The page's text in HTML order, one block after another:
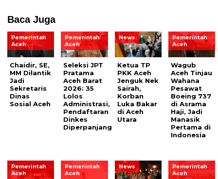
Baca Juga
Pemerintah
Aceh
Chaidir, SE,
MM Dilantik
Jadi
Sekretaris
Dinas
Sosial Aceh
Pemerintah
Aceh
Seleksi JPT
Pratama
Aceh Barat
2026: 35
Lolos
Administrasi,
Pendaftaran
Dinkes
Diperpanjang
News
Ketua TP
PKK Aceh
Jenguk Nek
Sairah,
Korban
Luka Bakar
di Aceh
Utara
Pemerintah
Aceh
Wagub
Aceh Tinjau
Wahana
Pesawat
Boeing 737
di Asrama
Haji, Jadi
Manasik
Pertama di
Indonesia
Pemerintah
Aceh
Pemerintah
Aceh
News
Pemerintah
Aceh